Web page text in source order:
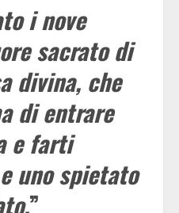
i nove
sacrato di
divina, che
di entrare
e farti
uno spietato
”